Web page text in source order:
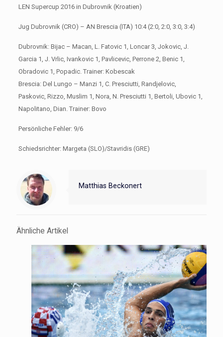
LEN Supercup 2016 in Dubrovnik (Kroatien)
Jug Dubrovnik (CRO) – AN Brescia (ITA) 10:4 (2:0, 2:0, 3:0, 3:4)
Dubrovnik: Bijac – Macan, L. Fatovic 1, Loncar 3, Jokovic, J.
Garcia 1, J. Vrlic, Ivankovic 1, Pavlicevic, Perrone 2, Benic 1,
Obradovic 1, Popadic. Trainer: Kobescak
Brescia: Del Lungo – Manzi 1, C. Presciutti, Randjelovic,
Paskovic, Rizzo, Muslim 1, Nora, N. Presciutti 1, Bertoli, Ubovic 1,
Napolitano, Dian. Trainer: Bovo
Persönliche Fehler: 9/6
Schiedsrichter: Margeta (SLO)/Stavridis (GRE)
Matthias Beckonert
Ähnliche Artikel